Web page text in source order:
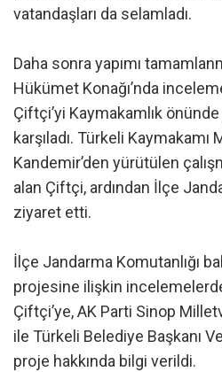
vatandaşları da selamladı.
Daha sonra yapımı
Hükümet Konağı’nda
Çiftçi’yi Kaymakamlık
karşıladı. Türkeli
Kandemir’den yürütülen
alan Çiftçi, ardından İlçe
ziyaret etti.
İlçe Jandarma Komutanlığı
projesine ilişkin
Çiftçi’ye, AK Parti Sinop
ile Türkeli Belediye Başkanı
proje hakkında bilgi verildi.